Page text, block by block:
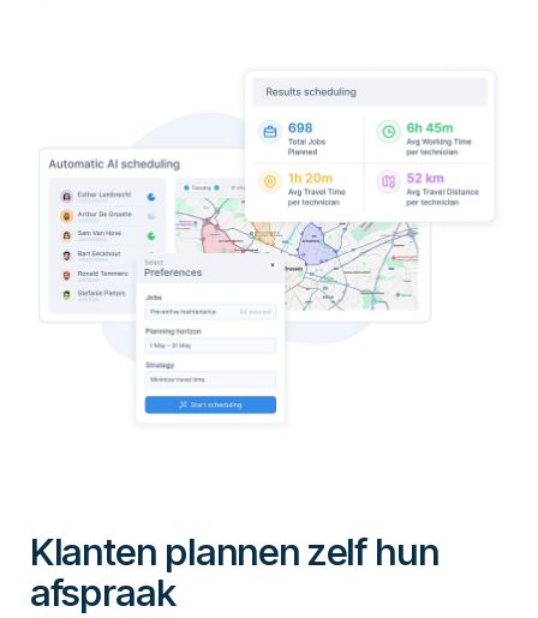
Klanten plannen zelf hun
afspraak